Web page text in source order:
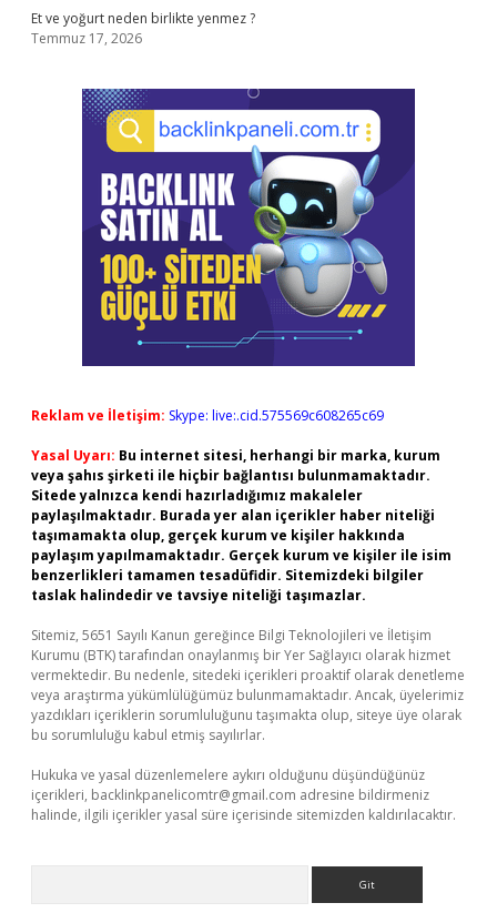
Et ve yoğurt neden birlikte yenmez ?
Temmuz 17, 2026
Reklam ve İletişim: Skype: live:.cid.575569c608265c69
Yasal Uyarı: Bu internet sitesi, herhangi bir marka, kurum
veya şahıs şirketi ile hiçbir bağlantısı bulunmamaktadır.
Sitede yalnızca kendi hazırladığımız makaleler
paylaşılmaktadır. Burada yer alan içerikler haber niteliği
taşımamakta olup, gerçek kurum ve kişiler hakkında
paylaşım yapılmamaktadır. Gerçek kurum ve kişiler ile isim
benzerlikleri tamamen tesadüfidir. Sitemizdeki bilgiler
taslak halindedir ve tavsiye niteliği taşımazlar.
Sitemiz, 5651 Sayılı Kanun gereğince Bilgi Teknolojileri ve İletişim
Kurumu (BTK) tarafından onaylanmış bir Yer Sağlayıcı olarak hizmet
vermektedir. Bu nedenle, sitedeki içerikleri proaktif olarak denetleme
veya araştırma yükümlülüğümüz bulunmamaktadır. Ancak, üyelerimiz
yazdıkları içeriklerin sorumluluğunu taşımakta olup, siteye üye olarak
bu sorumluluğu kabul etmiş sayılırlar.
Hukuka ve yasal düzenlemelere aykırı olduğunu düşündüğünüz
içerikleri, backlinkpanelicomtr@gmail.com adresine bildirmeniz
halinde, ilgili içerikler yasal süre içerisinde sitemizden kaldırılacaktır.